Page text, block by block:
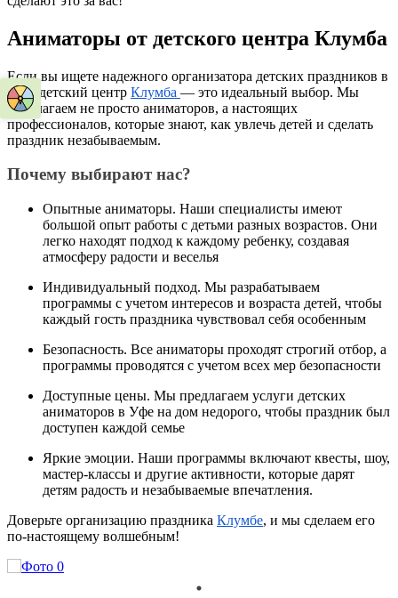
Аниматоры от детского центра Клумба
Если вы ищете надежного организатора детских праздников в
Уфе, детский центр Клумба — это идеальный выбор. Мы
предлагаем не просто аниматоров, а настоящих
профессионалов, которые знают, как увлечь детей и сделать
праздник незабываемым.
Почему выбирают нас?
Опытные аниматоры. Наши специалисты имеют
большой опыт работы с детьми разных возрастов. Они
легко находят подход к каждому ребенку, создавая
атмосферу радости и веселья
Индивидуальный подход. Мы разрабатываем
программы с учетом интересов и возраста детей, чтобы
каждый гость праздника чувствовал себя особенным
Безопасность. Все аниматоры проходят строгий отбор, а
программы проводятся с учетом всех мер безопасности
Доступные цены. Мы предлагаем услуги детских
аниматоров в Уфе на дом недорого, чтобы праздник был
доступен каждой семье
Яркие эмоции. Наши программы включают квесты, шоу,
мастер-классы и другие активности, которые дарят
детям радость и незабываемые впечатления.
Доверьте организацию праздника Клумбе, и мы сделаем его
по-настоящему волшебным!